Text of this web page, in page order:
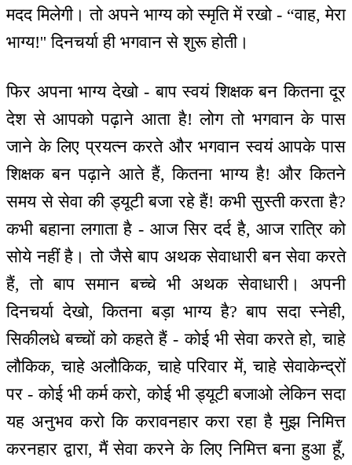
मदद मिलेगी। तो अपने भाग्य को स्मृति में रखो - “वाह, मेरा
भाग्य!'' दिनचर्या ही भगवान से शुरू होती।
फिर अपना भाग्य देखो - बाप स्वयं शिक्षक बन कितना दूर
देश से आपको पढ़ाने आता है! लोग तो भगवान के पास
जाने के लिए प्रयत्न करते और भगवान स्वयं आपके पास
शिक्षक बन पढ़ाने आते हैं, कितना भाग्य है! और कितने
समय से सेवा की ड्यूटी बजा रहे हैं! कभी सुस्ती करता है?
कभी बहाना लगाता है - आज सिर दर्द है, आज रात्रि को
सोये नहीं है। तो जैसे बाप अथक सेवाधारी बन सेवा करते
हैं, तो बाप समान बच्चे भी अथक सेवाधारी। अपनी
दिनचर्या देखो, कितना बड़ा भाग्य है? बाप सदा स्नेही,
सिकीलधे बच्चों को कहते हैं - कोई भी सेवा करते हो, चाहे
लौकिक, चाहे अलौकिक, चाहे परिवार में, चाहे सेवाकेन्‍द्रों
पर - कोई भी कर्म करो, कोई भी ड्यूटी बजाओ लेकिन सदा
यह अनुभव करो कि करावनहार करा रहा है मुझ निमित्त
करनहार द्वारा, मैं सेवा करने के लिए निमित्त बना हुआ हूँ,